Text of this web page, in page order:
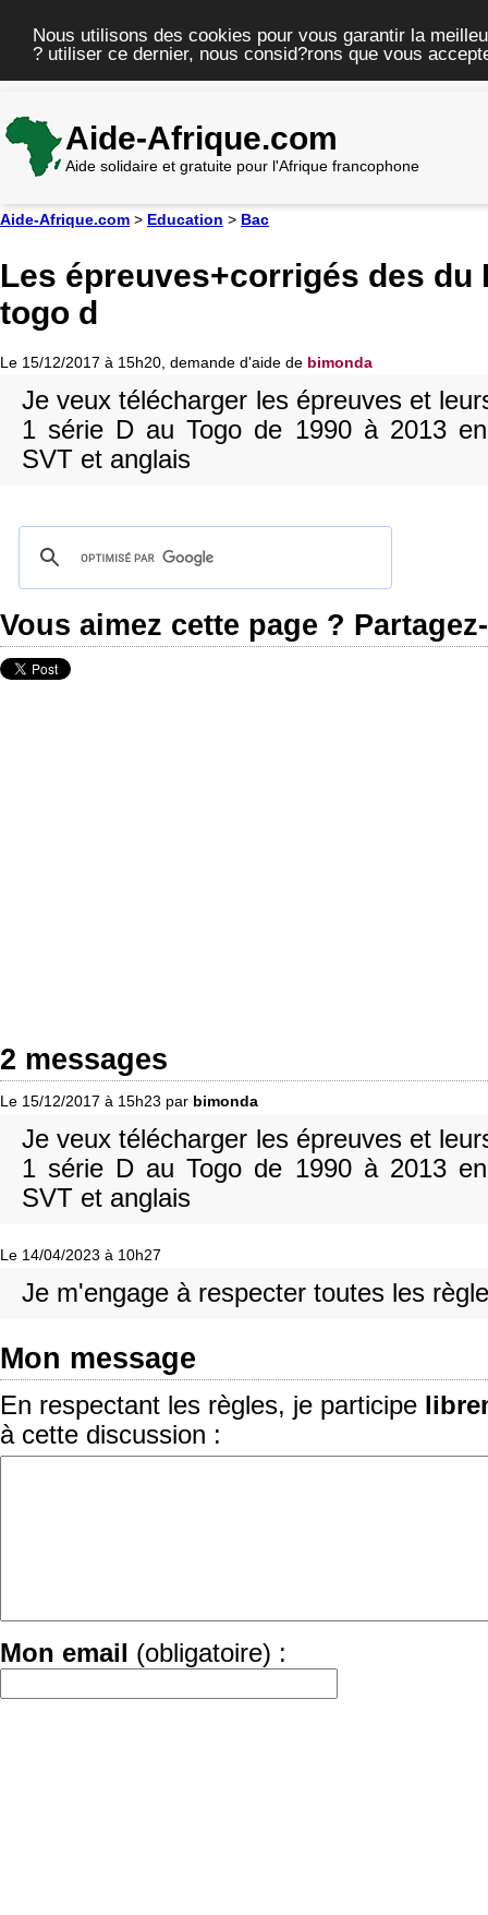
Nous utilisons des cookies pour vous garantir la
? utiliser ce dernier, nous consid?rons que vous
Aide-Afrique.com
Aide solidaire et gratuite pour l'Afrique francophone
Aide-Afrique.com > Education > Bac
Les épreuves+corrigés des du
togo d
Le 15/12/2017 à 15h20, demande d'aide de bimonda
Je veux télécharger les épreuves et
1 série D au Togo de 1990 à 2013
SVT et anglais
Vous aimez cette page ?
2 messages
Le 15/12/2017 à 15h23 par bimonda
Je veux télécharger les épreuves et
1 série D au Togo de 1990 à 2013
SVT et anglais
Le 14/04/2023 à 10h27
Je m'engage à respecter toutes les
Mon message
En respectant les règles, je participe
à cette discussion :
Mon email (obligatoire) :